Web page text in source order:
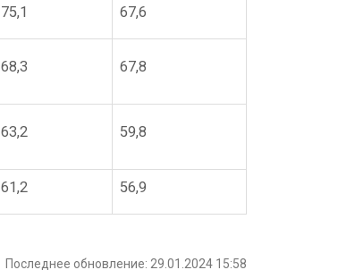
75,1 67,6
68,3 67,8
63,2 59,8
61,2 56,9
Последнее обновление: 29.01.2024 15:58